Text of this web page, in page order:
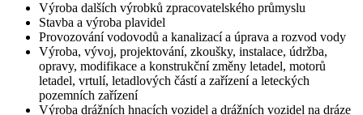
Výroba dalších výrobků zpracovatelského průmyslu
Stavba a výroba plavidel
Provozování vodovodů a kanalizací a úprava a rozvod vody
Výroba, vývoj, projektování, zkoušky, instalace, údržba,
opravy, modifikace a konstrukční změny letadel, motorů
letadel, vrtulí, letadlových částí a zařízení a leteckých
pozemních zařízení
Výroba drážních hnacích vozidel a drážních vozidel na dráze